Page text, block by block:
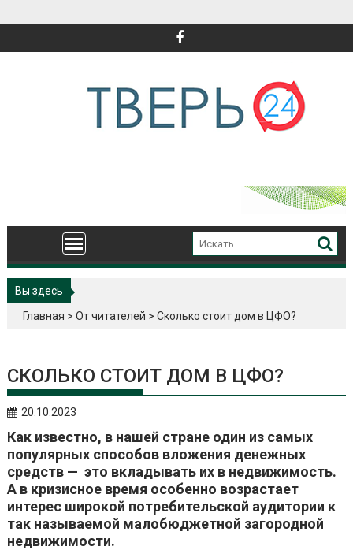
Вы здесь
Главная >От читателей >Сколько стоит дом в ЦФО?
СКОЛЬКО СТОИТ ДОМ В ЦФО?
20.10.2023
Как известно, в нашей стране один из самых
популярных способов вложения денежных
средств — это вкладывать их в недвижимость.
А в кризисное время особенно возрастает
интерес широкой потребительской аудитории к
так называемой малобюджетной загородной
недвижимости.